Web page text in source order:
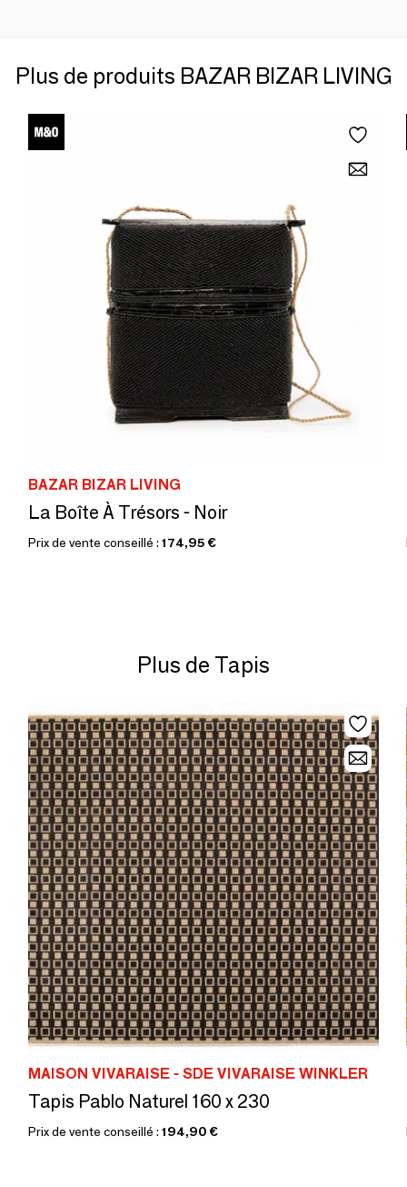
Plus de produits BAZAR BIZAR LIVING
BAZAR BIZAR LIVING
La Boîte À Trésors - Noir
Prix de vente conseillé : 174,95 €
Plus de Tapis
MAISON VIVARAISE - SDE VIVARAISE WINKLER
Tapis Pablo Naturel 160 x 230
Prix de vente conseillé : 194,90 €